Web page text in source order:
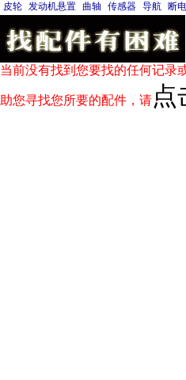
皮轮 发动机悬置 曲轴 传感器 导航 断
当前没有找到您要找的任何记录
助您寻找您所要的配件，请 点